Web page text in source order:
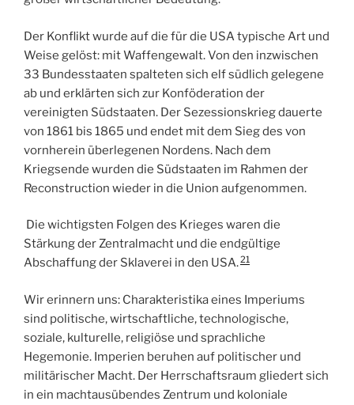
Der Konflikt wurde auf die für die USA typische Art und
Weise gelöst: mit Waffengewalt. Von den inzwischen
33 Bundesstaaten spalteten sich elf südlich gelegene
ab und erklärten sich zur Konföderation der
vereinigten Südstaaten. Der Sezessionskrieg dauerte
von 1861 bis 1865 und endet mit dem Sieg des von
vornherein überlegenen Nordens. Nach dem
Kriegsende wurden die Südstaaten im Rahmen der
Reconstruction wieder in die Union aufgenommen.
Die wichtigsten Folgen des Krieges waren die
Stärkung der Zentralmacht und die endgültige
Abschaffung der Sklaverei in den USA.21
Wir erinnern uns: Charakteristika eines Imperiums
sind politische, wirtschaftliche, technologische,
soziale, kulturelle, religiöse und sprachliche
Hegemonie. Imperien beruhen auf politischer und
militärischer Macht. Der Herrschaftsraum gliedert sich
in ein machtausübendes Zentrum und koloniale